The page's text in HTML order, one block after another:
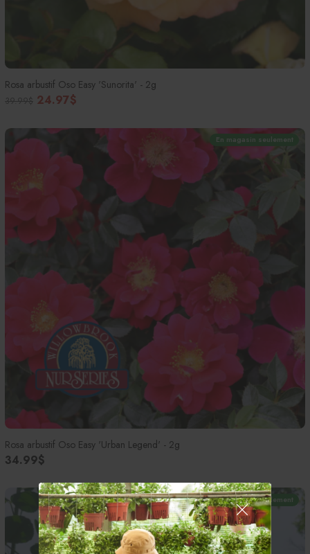
Rosa arbustif Oso Easy 'Sunorita' - 2g
24.97$
En magasin seulement
Rosa arbustif Oso Easy 'Urban Legend' - 2g
34.99$
En magasin seulement